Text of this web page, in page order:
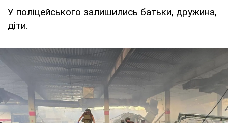
У поліцейського залишились батьки, дружина,
діти.